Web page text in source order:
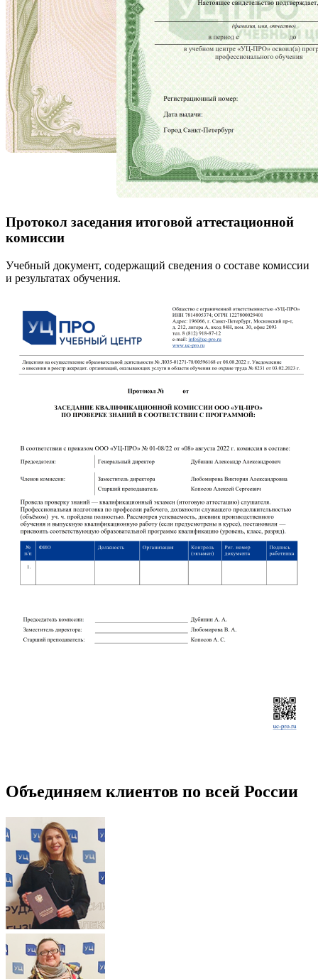
Протокол заседания итоговой аттестационной
комиссии
Учебный документ, содержащий сведения о составе комиссии
и результатах обучения.
Объединяем клиентов по всей России